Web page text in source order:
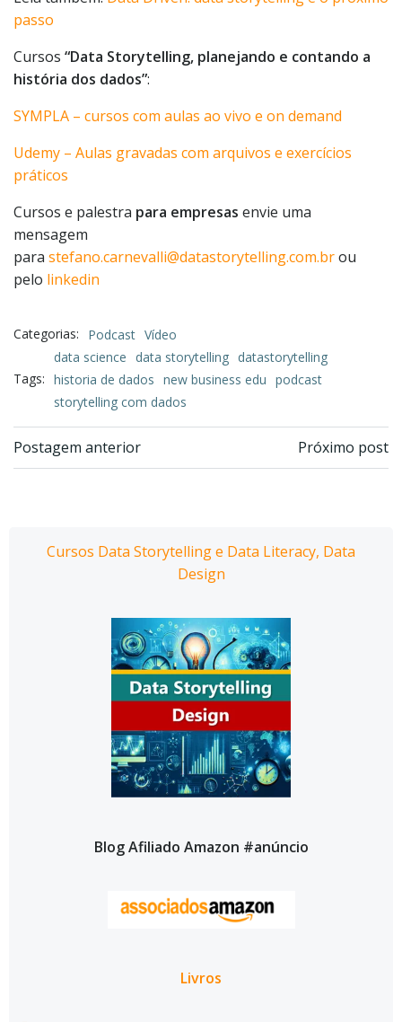
passo
Cursos “Data Storytelling, planejando e contando a
história dos dados”:
SYMPLA – cursos com aulas ao vivo e on demand
Udemy – Aulas gravadas com arquivos e exercícios
práticos
Cursos e palestra para empresas envie uma
mensagem
para stefano.carnevalli@datastorytelling.com.brou
pelo linkedin
Categorias: Podcast Vídeo
Tags:
data science data storytelling datastorytelling
historia de dados new business edu podcast
storytelling com dados
Navegação
Postagem anterior
Navegação
Próximo post
Cursos Data Storytelling e Data Literacy, Data
Design
Blog Afiliado Amazon #anúncio
Livros